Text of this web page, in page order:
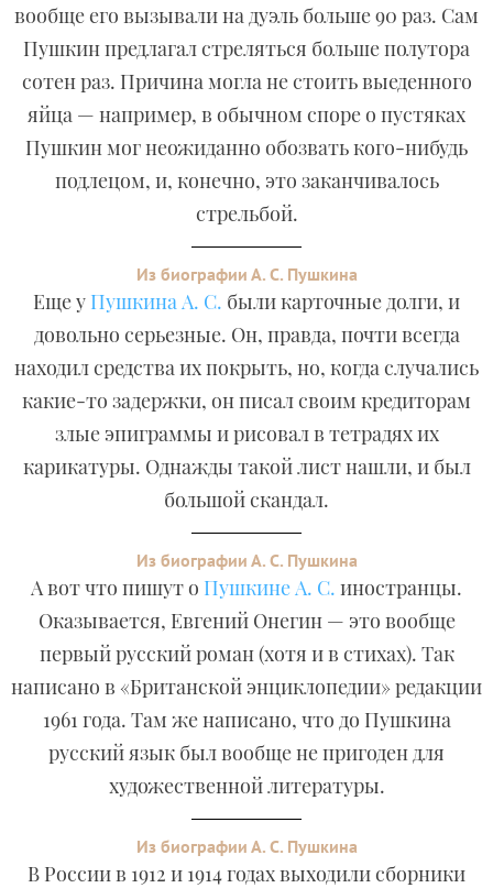
вообще его вызывали на дуэль больше 90 раз. Сам
Пушкин предлагал стреляться больше полутора
сотен раз. Причина могла не стоить выеденного
яйца — например, в обычном споре о пустяках
Пушкин мог неожиданно обозвать кого-нибудь
подлецом, и, конечно, это заканчивалось
стрельбой.
Из биографии А. С. Пушкина
Еще у Пушкина А. С. были карточные долги, и
довольно серьезные. Он, правда, почти всегда
находил средства их покрыть, но, когда случались
какие-то задержки, он писал своим кредиторам
злые эпиграммы и рисовал в тетрадях их
карикатуры. Однажды такой лист нашли, и был
большой скандал.
Из биографии А. С. Пушкина
А вот что пишут о Пушкине А. С. иностранцы.
Оказывается, Евгений Онегин — это вообще
первый русский роман (хотя и в стихах). Так
написано в «Британской энциклопедии» редакции
1961 года. Там же написано, что до Пушкина
русский язык был вообще не пригоден для
художественной литературы.
Из биографии А. С. Пушкина
В России в 1912 и 1914 годах выходили сборники